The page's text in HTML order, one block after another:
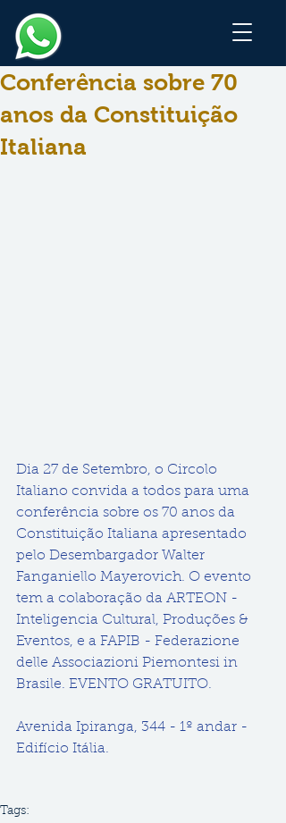
Conferência sobre 70
anos da Constituição
Italiana
Dia 27 de Setembro, o Circolo
Italiano convida a todos para uma
conferência sobre os 70 anos da
Constituição Italiana apresentado
pelo Desembargador Walter
Fanganiello Mayerovich. O evento
tem a colaboração da ARTEON -
Inteligencia Cultural, Produções &
Eventos, e a FAPIB - Federazione
delle Associazioni Piemontesi in
Brasile. EVENTO GRATUITO.
Avenida Ipiranga, 344 - 1º andar -
Edifício Itália.
Tags: